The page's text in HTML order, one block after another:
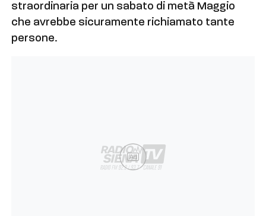
straordinaria per un sabato di metà Maggio
che avrebbe sicuramente richiamato tante
persone.
Ad